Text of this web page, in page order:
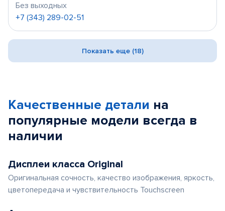
Без выходных
+7 (343) 289-02-51
Показать еще (18)
Качественные детали на
популярные модели всегда в
наличии
Дисплеи класса Original
Оригинальная сочность, качество изображения, яркость,
цветопередача и чувствительность Touchscreen